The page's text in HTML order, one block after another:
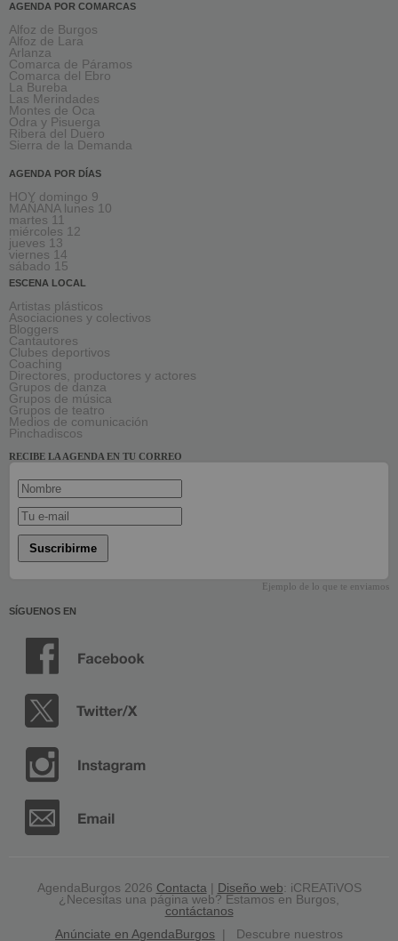
AGENDA POR COMARCAS
Alfoz de Burgos
Alfoz de Lara
Arlanza
Comarca de Páramos
Comarca del Ebro
La Bureba
Las Merindades
Montes de Oca
Odra y Pisuerga
Ribera del Duero
Sierra de la Demanda
AGENDA POR DÍAS
HOY domingo 9
MAÑANA lunes 10
martes 11
miércoles 12
jueves 13
viernes 14
sábado 15
ESCENA LOCAL
Artistas plásticos
Asociaciones y colectivos
Bloggers
Cantautores
Clubes deportivos
Coaching
Directores, productores y actores
Grupos de danza
Grupos de música
Grupos de teatro
Medios de comunicación
Pinchadiscos
RECIBE LA AGENDA EN TU CORREO
Suscribirme
Ejemplo de lo que te enviamos
SÍGUENOS EN
AgendaBurgos 2026 Contacta| Diseño web: iCREATiVOS
¿Necesitas una página web? Estamos en Burgos,
contáctanos
Anúnciate en AgendaBurgos | Descubre nuestros